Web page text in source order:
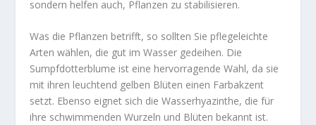
sondern helfen auch, Pflanzen zu stabilisieren.
Was die Pflanzen betrifft, so sollten Sie pflegeleichte
Arten wählen, die gut im Wasser gedeihen. Die
Sumpfdotterblume ist eine hervorragende Wahl, da sie
mit ihren leuchtend gelben Blüten einen Farbakzent
setzt. Ebenso eignet sich die Wasserhyazinthe, die für
ihre schwimmenden Wurzeln und Blüten bekannt ist.